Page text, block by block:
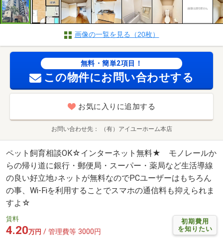
画像の一覧を見る（20枚）
無料・簡単2項目！
この物件にお問い合わせする
お気に入りに追加する
お問い合わせ先 （有）アイユーホーム本店
ペット飼育相談OK☆インターネット無料★ モノレールか
らの帰り道に銀行・郵便局・スーパー・薬局など生活導線
の良い好立地♪ネットが無料なのでPCユーザーはもちろん
の事、Wi-Fiを利用することでスマホの通信料も抑えられま
すよ☆
初期費用
を知りたい
賃料
4.20万円 / 管理費等 3000円